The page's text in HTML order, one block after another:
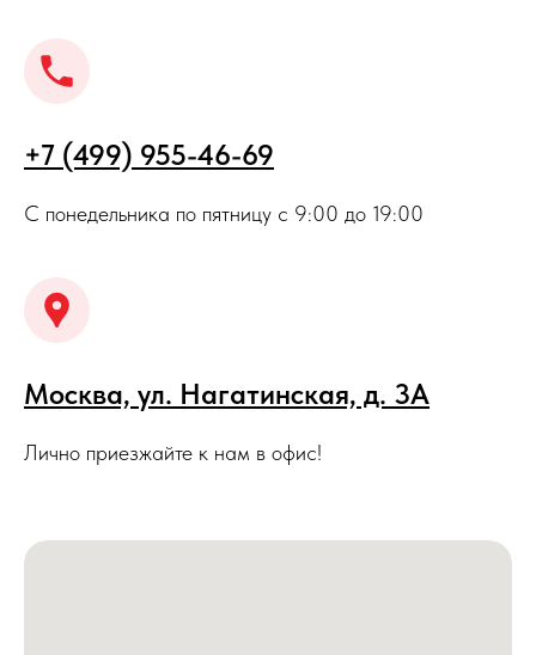
+7 (499) 955-46-69
С понедельника по пятницу с 9:00 до 19:00
Москва, ул. Нагатинская, д. 3A
Лично приезжайте к нам в офис!